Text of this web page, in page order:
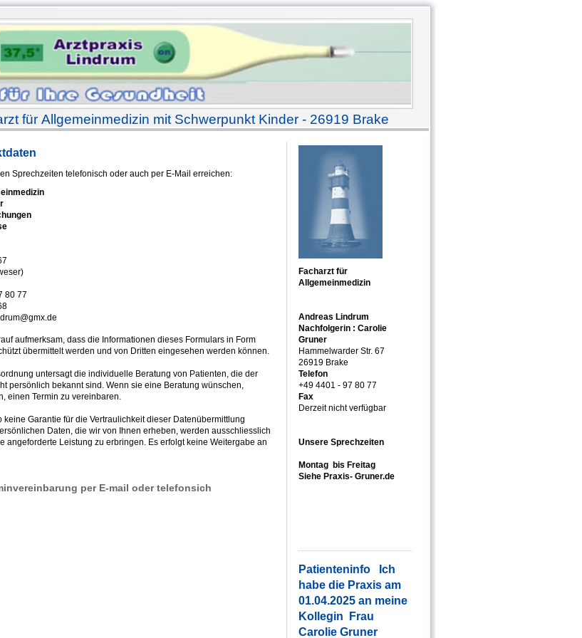
für Allgemeinmedizin mit Schwerpunkt Kinder - 26919 Brake
Sprechzeiten telefonisch oder auch per E-Mail erreichen:
80 77
aufmerksam, dass die Informationen dieses Formulars in Form
übermittelt werden und von Dritten eingesehen werden können.
untersagt die individuelle Beratung von Patienten, die der
persönlich bekannt sind. Wenn sie eine Beratung wünschen,
einen Termin zu vereinbaren.
keine Garantie für die Vertraulichkeit dieser Datenübermittlung
Daten, die wir von Ihnen erheben, werden ausschliesslich
angeforderte Leistung zu erbringen. Es erfolgt keine Weitergabe an
per E-mail oder telefonsich
Facharzt für
Allgemeinmedizin
Andreas Lindrum
Nachfolgerin : Carolie
Gruner
Hammelwarder Str. 67
26919 Brake
Telefon
+49 4401 - 97 80 77
Fax
Derzeit nicht verfügbar
Unsere Sprechzeiten
Montag bis Freitag
Siehe Praxis- Gruner.de
Patienteninfo Ich
habe die Praxis am
01.04.2025 an meine
Kollegin Frau
Carolie Gruner